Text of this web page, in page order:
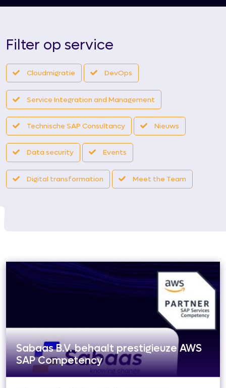
Filter op service
Cloudmigratie DevOps
Service Integration and Management
Technische SAP Consultancy Nieuws
Data security Events
Digital transformation Meet the Team
Sabaas B.V. behaalt prestigieuze AWS
SAP Competency